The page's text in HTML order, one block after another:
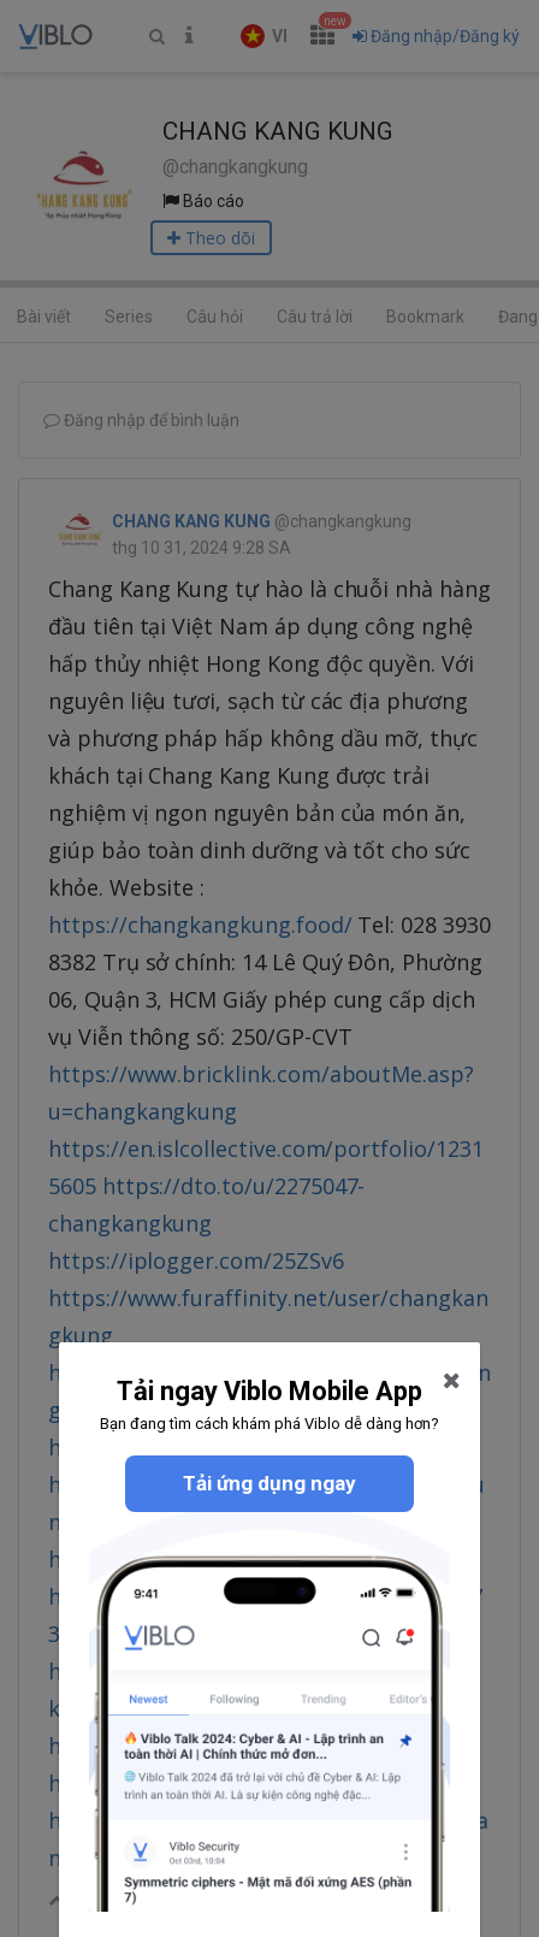
VI
new
Đăng nhập/Đăng ký
CHANG KANG KUNG
@changkangkung
Báo cáo
Theo dõi
Bài viết Series Câu hỏi Câu trả lời Bookmark
Đăng nhập để bình luận
CHANG KANG KUNG @changkangkung
thg 10 31, 2024 9:28 SA
Chang Kang Kung tự hào là chuỗi nhà hàng
đầu tiên tại Việt Nam áp dụng công nghệ
hấp thủy nhiệt Hong Kong độc quyền. Với
nguyên liệu tươi, sạch từ các địa phương
và phương pháp hấp không dầu mỡ, thực
khách tại Chang Kang Kung được trải
nghiệm vị ngon nguyên bản của món ăn,
giúp bảo toàn dinh dưỡng và tốt cho sức
khỏe. Website :
https://changkangkung.food/ Tel: 028 3930
8382 Trụ sở chính: 14 Lê Quý Đôn, Phường
06, Quận 3, HCM Giấy phép cung cấp dịch
vụ Viễn thông số: 250/GP-CVT
https://www.bricklink.com/aboutMe.asp?
u=changkangkung
https://en.islcollective.com/portfolio/1231
5605 https://dto.to/u/2275047-
changkangkung
https://iplogger.com/25ZSv6
https://www.furaffinity.net/user/changkan
gkung
https://bikeindex.org/users/changkangkun
g
https://link.space/@changkangkung
https://taplink.cc/changkangkung
https://www.pearltrees.com/changkangku
ng/item667811475
https://jsfiddle.net/yp36ajdq/
https://www.walkscore.com/people/21047
3944297/chang-kang-kung
https://readthedocs.org/projects/chang-
kang-kung/
https://www.chordie.com/forum/profile.p
hp?id=2102353
https://www.designspiration.com/changka
ngkung
Trả lời
Tải ngay Viblo Mobile App
Bạn đang tìm cách khám phá Viblo dễ dàng hơn?
Tải ứng dụng ngay